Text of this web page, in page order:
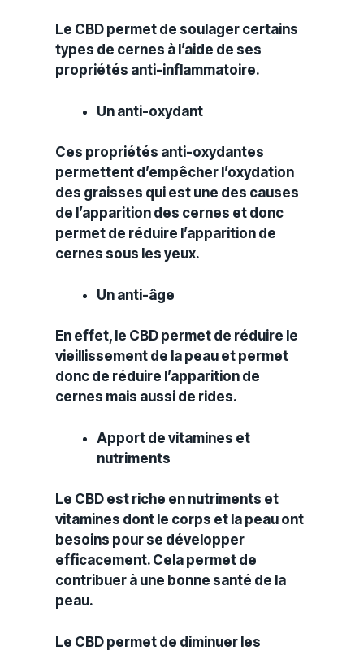
Le CBD permet de soulager certains
types de cernes à l’aide de ses
propriétés anti-inflammatoire.
Un anti-oxydant
Ces propriétés anti-oxydantes
permettent d’empêcher l’oxydation
des graisses qui est une des causes
de l’apparition des cernes et donc
permet de réduire l’apparition de
cernes sous les yeux.
Un anti-âge
En effet, le CBD permet de réduire le
vieillissement de la peau et permet
donc de réduire l’apparition de
cernes mais aussi de rides.
Apport de vitamines et
nutriments
Le CBD est riche en nutriments et
vitamines dont le corps et la peau ont
besoins pour se développer
efficacement. Cela permet de
contribuer à une bonne santé de la
peau.
Le CBD permet de diminuer les